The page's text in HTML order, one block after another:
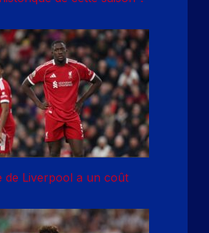
de Liverpool a un coût